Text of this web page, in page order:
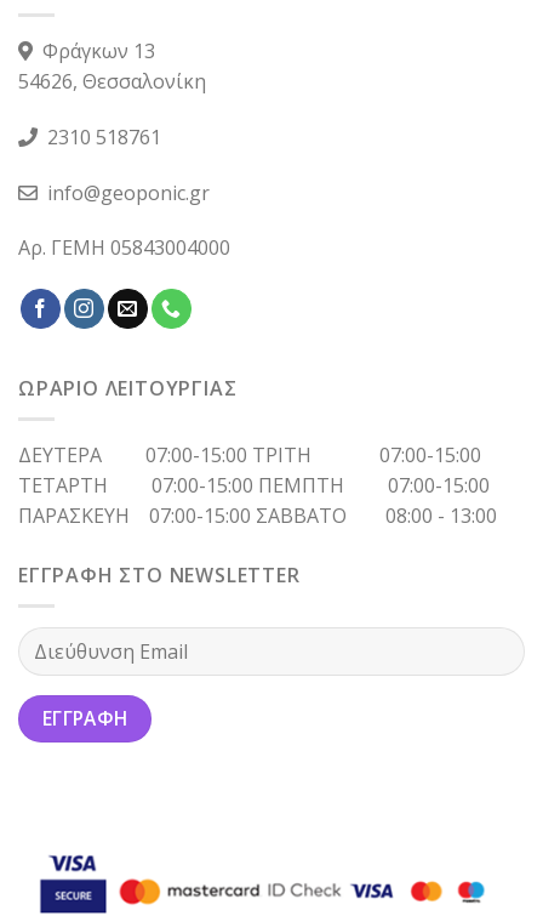
Φράγκων 13
54626, Θεσσαλονίκη
2310 518761
info@geoponic.gr
Αρ. ΓΕΜΗ 05843004000
ΩΡΑΡΙΟ ΛΕΙΤΟΥΡΓΙΑΣ
ΔΕΥΤΕΡΑ 07:00-15:00 ΤΡΙΤΗ 07:00-15:00
ΤΕΤΑΡΤΗ 07:00-15:00 ΠΕΜΠΤΗ 07:00-15:00
ΠΑΡΑΣΚΕΥΗ 07:00-15:00 ΣΑΒΒΑΤΟ 08:00 - 13:00
ΕΓΓΡΑΦΗ ΣΤΟ NEWSLETTER